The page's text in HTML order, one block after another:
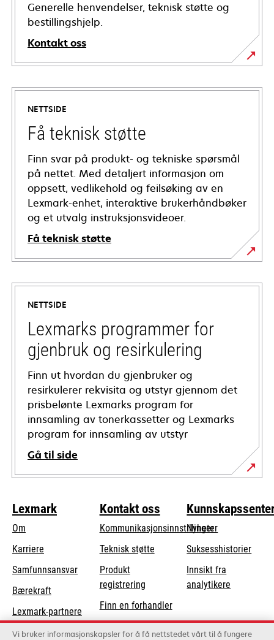
Generelle henvendelser, teknisk støtte og
bestillingshjelp.
Kontakt oss
NETTSIDE
Få teknisk støtte
Finn svar på produkt- og tekniske spørsmål
på nettet. Med detaljert informasjon om
oppsett, vedlikehold og feilsøking av en
Lexmark-enhet, interaktive brukerhåndbøker
og et utvalg instruksjonsvideoer.
Få teknisk støtte
opens
in
new
tab
NETTSIDE
Lexmarks programmer for
gjenbruk og resirkulering
Finn ut hvordan du gjenbruker og
resirkulerer rekvisita og utstyr gjennom det
prisbelønte Lexmarks program for
innsamling av tonerkassetter og Lexmarks
program for innsamling av utstyr
Gå til side
Lexmark
Om
Karriere
Samfunnsansvaropens
new
Bærekraft
Lexmark-partnere
Kontakt oss
Kommunikasjonsinnstillinger
Teknisk støtteopens
tab
Produkt
registrering
Finn en forhandler
Liste over
Nyheter
Suksesshistorier
Innsikt fra
analytikere
Vi bruker informasjonskapsler for å få nettstedet vårt til å fungere